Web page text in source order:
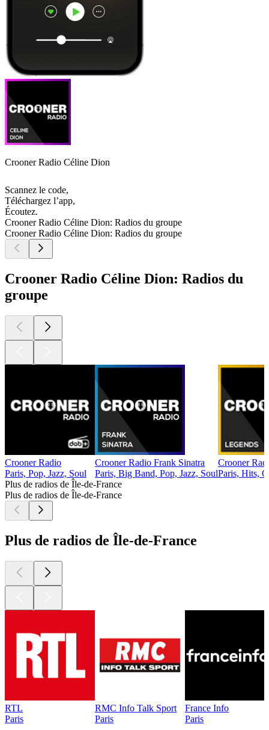
Crooner Radio Céline Dion
Scannez le code,
Téléchargez l’app,
Écoutez.
Crooner Radio Céline Dion: Radios du groupe
Crooner Radio Céline Dion: Radios du groupe
Crooner Radio Céline Dion: Radios du
groupe
Crooner Radio
Paris, Pop, Jazz, Soul
Crooner Radio Frank Sinatra
Paris, Big Band, Pop, Jazz, Soul
Crooner
Paris, Hits,
Plus de radios de Île-de-France
Plus de radios de Île-de-France
Plus de radios de Île-de-France
RTL
Paris
RMC Info Talk Sport
Paris
France Info
Paris